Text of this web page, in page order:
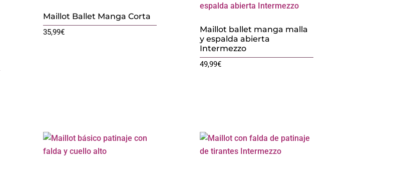
Maillot Ballet Manga Corta
35,99€
Maillot ballet manga malla
y espalda abierta
Intermezzo
49,99€